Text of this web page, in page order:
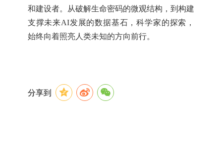
和建设者。从破解生命密码的微观结构，到构建
支撑未来AI发展的数据基石，科学家的探索，
始终向着照亮人类未知的方向前行。
分享到